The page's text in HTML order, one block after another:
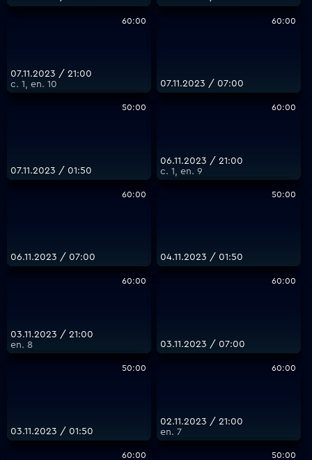
60:00
07.11.2023 / 21:00
с. 1, еп. 10
60:00
07.11.2023 / 07:00
50:00
07.11.2023 / 01:50
60:00
06.11.2023 / 21:00
с. 1, еп. 9
60:00
06.11.2023 / 07:00
50:00
04.11.2023 / 01:50
60:00
03.11.2023 / 21:00
еп. 8
60:00
03.11.2023 / 07:00
50:00
03.11.2023 / 01:50
60:00
02.11.2023 / 21:00
еп. 7
60:00 50:00